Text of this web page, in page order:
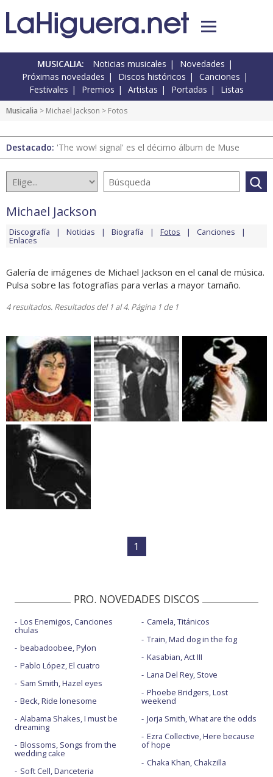
MUSICALIA: Noticias musicales
Novedades
Próximas novedades
Discos históricos
Canciones
Festivales
Premios Artistas Portadas Listas
Musicalia > Michael Jackson > Fotos
Destacado: 'The wow! signal' es el décimo álbum de Muse
Michael Jackson
Discografía Noticias Biografía Fotos Canciones
Enlaces
Galería de imágenes de Michael Jackson en el canal de música.
Pulsa sobre las fotografías para verlas a mayor tamaño.
4 resultados. Resultados del 1 al 4. Página 1 de 1
1
PRO. NOVEDADES DISCOS
Los Enemigos, Canciones
chulas
beabadoobee, Pylon
Pablo López, El cuatro
Sam Smith, Hazel eyes
Beck, Ride lonesome
Alabama Shakes, I must be
dreaming
Blossoms, Songs from the
wedding cake
Soft Cell, Danceteria
Camela, Titánicos
Train, Mad dog in the fog
Kasabian, Act III
Lana Del Rey, Stove
Phoebe Bridgers, Lost
weekend
Jorja Smith, What are the odds
Ezra Collective, Here because
of hope
Chaka Khan, Chakzilla